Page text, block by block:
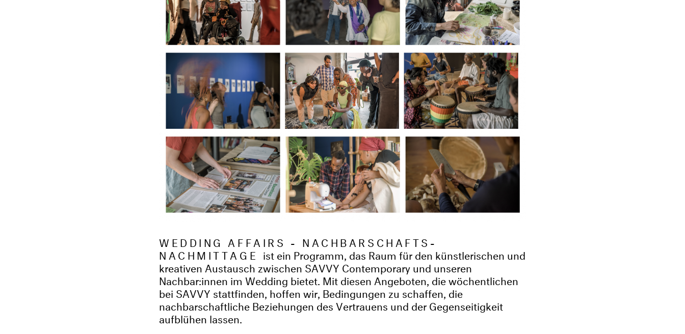
WEDDING AFFAIRS - NACHBARSCHAFTS-
NACHMITTAGE ist ein Programm, das Raum für den künstlerischen und
kreativen Austausch zwischen SAVVY Contemporary und unseren
Nachbar:innen im Wedding bietet. Mit diesen Angeboten, die wöchentlichen
bei SAVVY stattfinden, hoffen wir, Bedingungen zu schaffen, die
nachbarschaftliche Beziehungen des Vertrauens und der Gegenseitigkeit
aufblühen lassen.